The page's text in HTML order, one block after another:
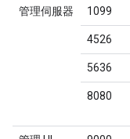
管理伺服器 1099
4526
5636
8080